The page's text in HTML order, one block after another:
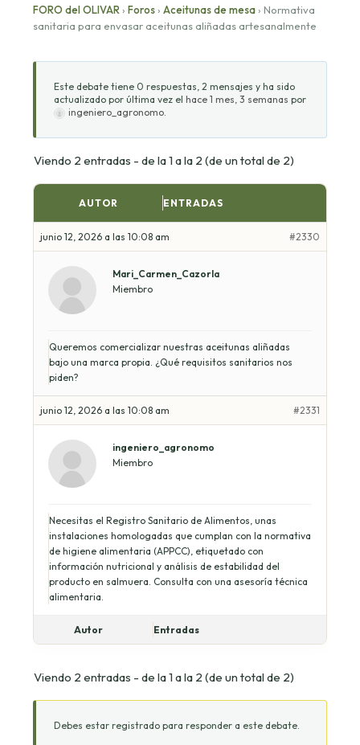
FORO del OLIVAR › Foros › Aceitunas de mesa › Normativa
sanitaria para envasar aceitunas aliñadas artesanalmente
Este debate tiene 0 respuestas, 2 mensajes y ha sido
actualizado por última vez el hace 1 mes, 3 semanas por
ingeniero_agronomo
Viendo 2 entradas - de la 1 a la 2 (de un total de 2)
AUTOR ENTRADAS
junio 12, 2026 a las 10:08 am #2330
Mari_Carmen_Cazorla
Miembro
Queremos comercializar nuestras aceitunas aliñadas
bajo una marca propia. ¿Qué requisitos sanitarios nos
piden?
junio 12, 2026 a las 10:08 am #2331
ingeniero_agronomo
Miembro
Necesitas el Registro Sanitario de Alimentos, unas
instalaciones homologadas que cumplan con la normativa
de higiene alimentaria (APPCC), etiquetado con
información nutricional y análisis de estabilidad del
producto en salmuera. Consulta con una asesoría técnica
alimentaria.
Autor Entradas
Viendo 2 entradas - de la 1 a la 2 (de un total de 2)
Debes estar registrado para responder a este debate.